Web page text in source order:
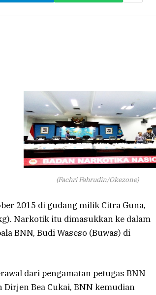
(Fachri Fahrudin/Okezone)
2015 di gudang milik Citra Guna,
Narkotik itu dimasukkan ke dalam
BNN, Budi Waseso (Buwas) di
dari pengamatan petugas BNN
Bea Cukai, BNN kemudian